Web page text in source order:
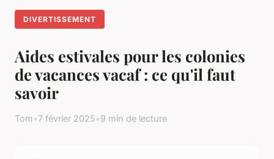
DIVERTISSEMENT
Aides estivales pour les colonies
de vacances vacaf : ce qu'il faut
savoir
Tom•7 février 2025•9 min de lecture